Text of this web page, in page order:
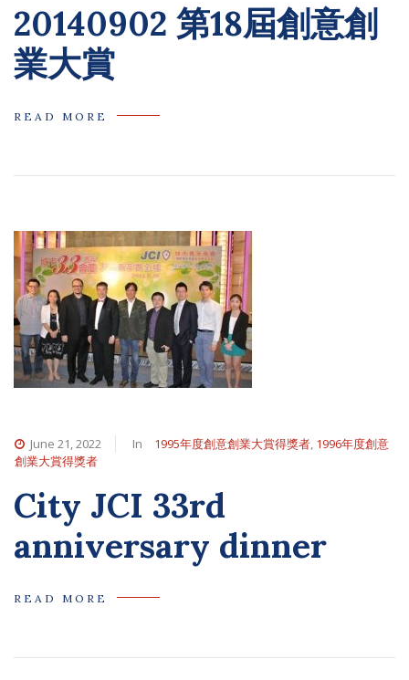
20140902 第18屆創意創
業大賞
READ MORE
June 21, 2022 In 1995年度創意創業大賞得獎者, 1996年度創意
創業大賞得獎者
City JCI 33rd
anniversary dinner
READ MORE